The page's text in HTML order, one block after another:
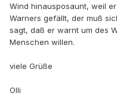
Wind hinausposaunt, weil
Warners gefällt, der muß
sagt, daß er warnt um des
Menschen willen.
viele Grüße
Olli